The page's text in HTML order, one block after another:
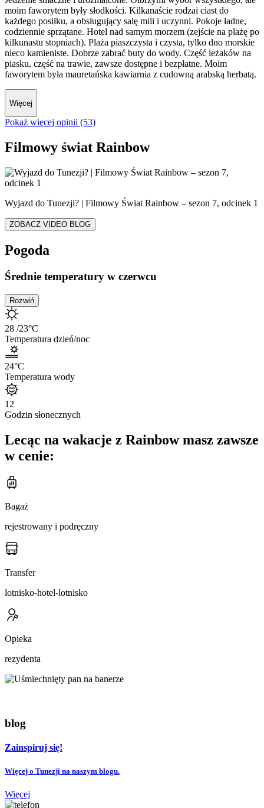
moim faworytem były słodkości. Kilkanaście rodzai ciast do
każdego posiłku, a obsługujący salę mili i uczynni. Pokoje ładne,
codziennie sprzątane. Hotel nad samym morzem (zejście na plażę po
kilkunastu stopniach). Plaża piaszczysta i czysta, tylko dno morskie
nieco kamieniste. Dobrze zabrać buty do wody. Część leżaków na
piasku, część na trawie, zawsze dostępne i bezpłatne. Moim
faworytem była mauretańska kawiarnia z cudowną arabską herbatą.
Więcej
Pokaż więcej opinii (53)
Filmowy świat Rainbow
Wyjazd do Tunezji? | Filmowy Świat Rainbow – sezon 7, odcinek 1
ZOBACZ VIDEO BLOG
Pogoda
Średnie temperatury w czerwcu
Rozwiń
28 /23°C
Temperatura dzień/noc
24°C
Temperatura wody
12
Godzin słonecznych
Lecąc na wakacje z Rainbow masz zawsze
w cenie:
Bagaż
rejestrowany i podręczny
Transfer
lotnisko-hotel-lotnisko
Opieka
rezydenta
blog
Zainspiruj się!
Więcej o Tunezji na naszym blogu.
Więcej